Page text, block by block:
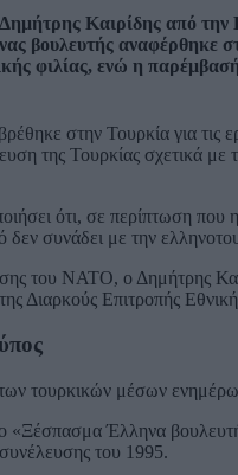
Καιρίδης από
βουλευτής αναφέρθηκε
φιλίας, ενώ η
στην Τουρκία για
της Τουρκίας σχετικά με
ότι, σε περίπτωση που
συνάδει με την
του ΝΑΤΟ, ο Δημήτρης
Διαρκούς Επιτροπής
τουρκικών μέσων
Έλληνα βουλευτή
του 1995.